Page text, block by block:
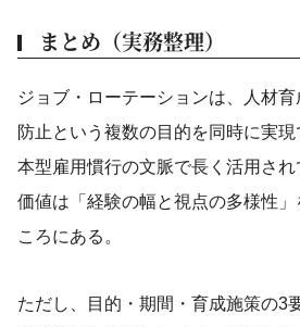
まとめ（実務整理）
ジョブ・ローテーションは、人材
防止という複数の目的を同時に実
本型雇用慣行の文脈で長く活用さ
価値は「経験の幅と視点の多様性
ころにある。
ただし、目的・期間・育成施策の3